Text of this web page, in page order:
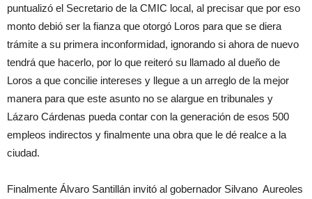
puntualizó el Secretario de la CMIC local, al precisar que por eso
monto debió ser la fianza que otorgó Loros para que se diera
trámite a su primera inconformidad, ignorando si ahora de nuevo
tendrá que hacerlo, por lo que reiteró su llamado al dueño de
Loros a que concilie intereses y llegue a un arreglo de la mejor
manera para que este asunto no se alargue en tribunales y
Lázaro Cárdenas pueda contar con la generación de esos 500
empleos indirectos y finalmente una obra que le dé realce a la
ciudad.
Finalmente Álvaro Santillán invitó al gobernador Silvano Aureoles